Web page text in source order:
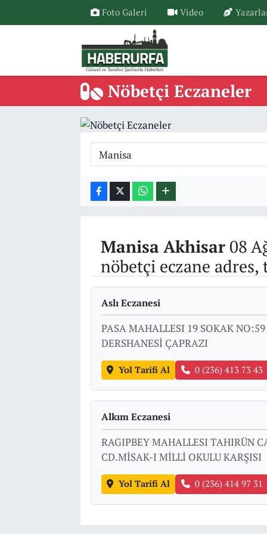
Foto Galeri Video
Nöbetçi Eczaneler
ManisaAkhisar08
nöbetçi eczane
Aslı Eczanesi
PASA MAHALLESI 19 SOKAK
DERSHANESİ ÇAPRAZI
Yol Tarifi Al 0 (236) 413 73 43
Alkım Eczanesi
RAGIPBEY MAHALLESI TAHIRÜN
CD.MİSAK-I MİLLİ OKULU KARŞISI
Yol Tarifi Al 0 (236) 414 97 31